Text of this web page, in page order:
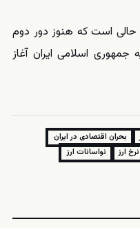
حالی است که هنوز دور دوم
جمهوری اسلامی ایران آغاز
بحران اقتصادی در ایران
نرخ ارز نواسانات ارز